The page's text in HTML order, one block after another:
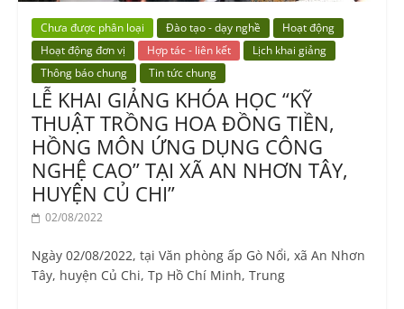
Chưa được phân loại Đào tạo - dạy nghề
Hoạt động
Hoạt động đơn vị
Hợp tác - liên kết
Lịch khai giảng
Thông báo chung
Tin tức chung
LỄ KHAI GIẢNG KHÓA HỌC “KỸ
THUẬT TRỒNG HOA ĐỒNG TIỀN,
HỒNG MÔN ỨNG DỤNG CÔNG
NGHỆ CAO” TẠI XÃ AN NHƠN TÂY,
HUYỆN CỦ CHI”
02/08/2022
Ngày 02/08/2022, tại Văn phòng ấp Gò Nổi, xã An Nhơn
Tây, huyện Củ Chi, Tp Hồ Chí Minh, Trung